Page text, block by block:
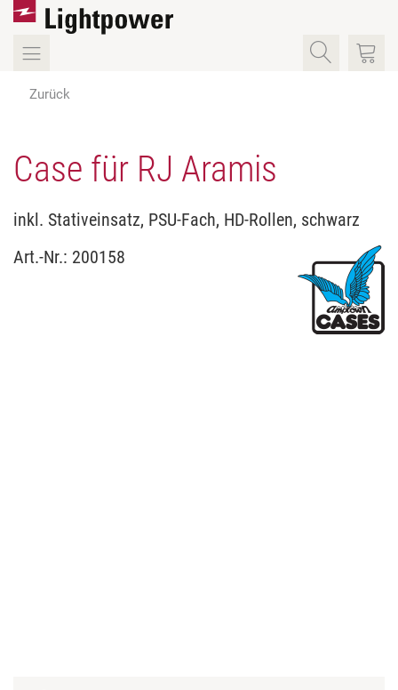
Zurück
Case für RJ Aramis
inkl. Stativeinsatz, PSU-Fach, HD-Rollen, schwarz
Art.-Nr.: 200158